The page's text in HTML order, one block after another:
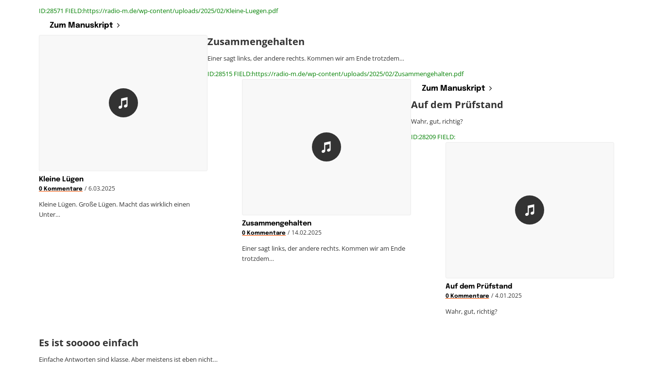
ID:28571 FIELD:https://radio-m.de/wp-content/uploads/2025/02/Kleine-Luegen.pdf
Zum Manuskript
Kleine Lügen
0 Kommentare / 6.03.2025
Kleine Lügen. Große Lügen. Macht das wirklich einen
Unter…
Zusammengehalten
Einer sagt links, der andere rechts. Kommen wir am Ende trotzdem…
ID:28515 FIELD:https://radio-m.de/wp-content/uploads/2025/02/Zusammengehalten.pdf
Zum Manuskript
Zusammengehalten
0 Kommentare / 14.02.2025
Einer sagt links, der andere rechts. Kommen wir am Ende
trotzdem…
Auf dem Prüfstand
Wahr, gut, richtig?
ID:28209 FIELD:
Auf dem Prüfstand
0 Kommentare / 4.01.2025
Wahr, gut, richtig?
Es ist sooooo einfach
Einfache Antworten sind klasse. Aber meistens ist eben nicht…